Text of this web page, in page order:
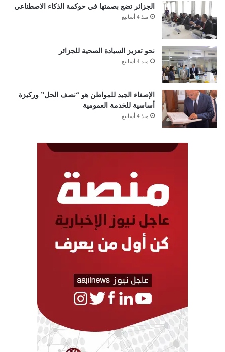
الجزائر تضع بصمتها في حوكمة الذكاء الاصطناعي
منذ 4 أسابيع
نحو تعزيز السيادة الصحية للجزائر
منذ 4 أسابيع
الإصغاء الجيد للمواطن هو “نصف الحل” وركيزة
أساسية للخدمة العمومية
منذ 4 أسابيع